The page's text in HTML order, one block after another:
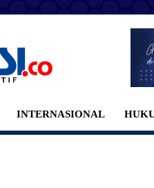
INTERNASIONAL